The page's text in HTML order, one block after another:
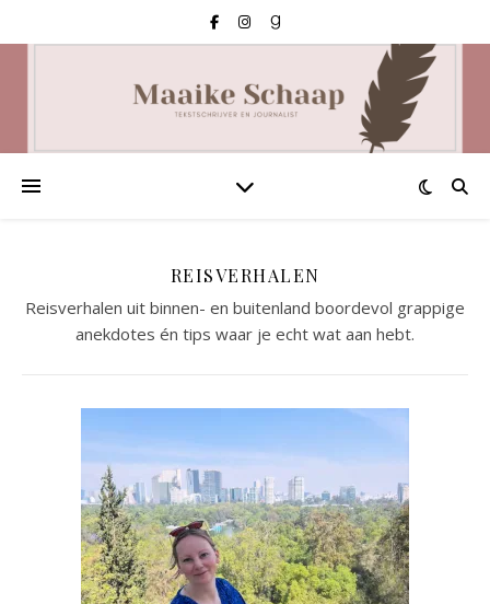
REISVERHALEN
Reisverhalen uit binnen- en buitenland boordevol grappige
anekdotes én tips waar je echt wat aan hebt.